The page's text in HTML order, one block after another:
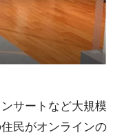
サートなど大規模
民がオンラインの